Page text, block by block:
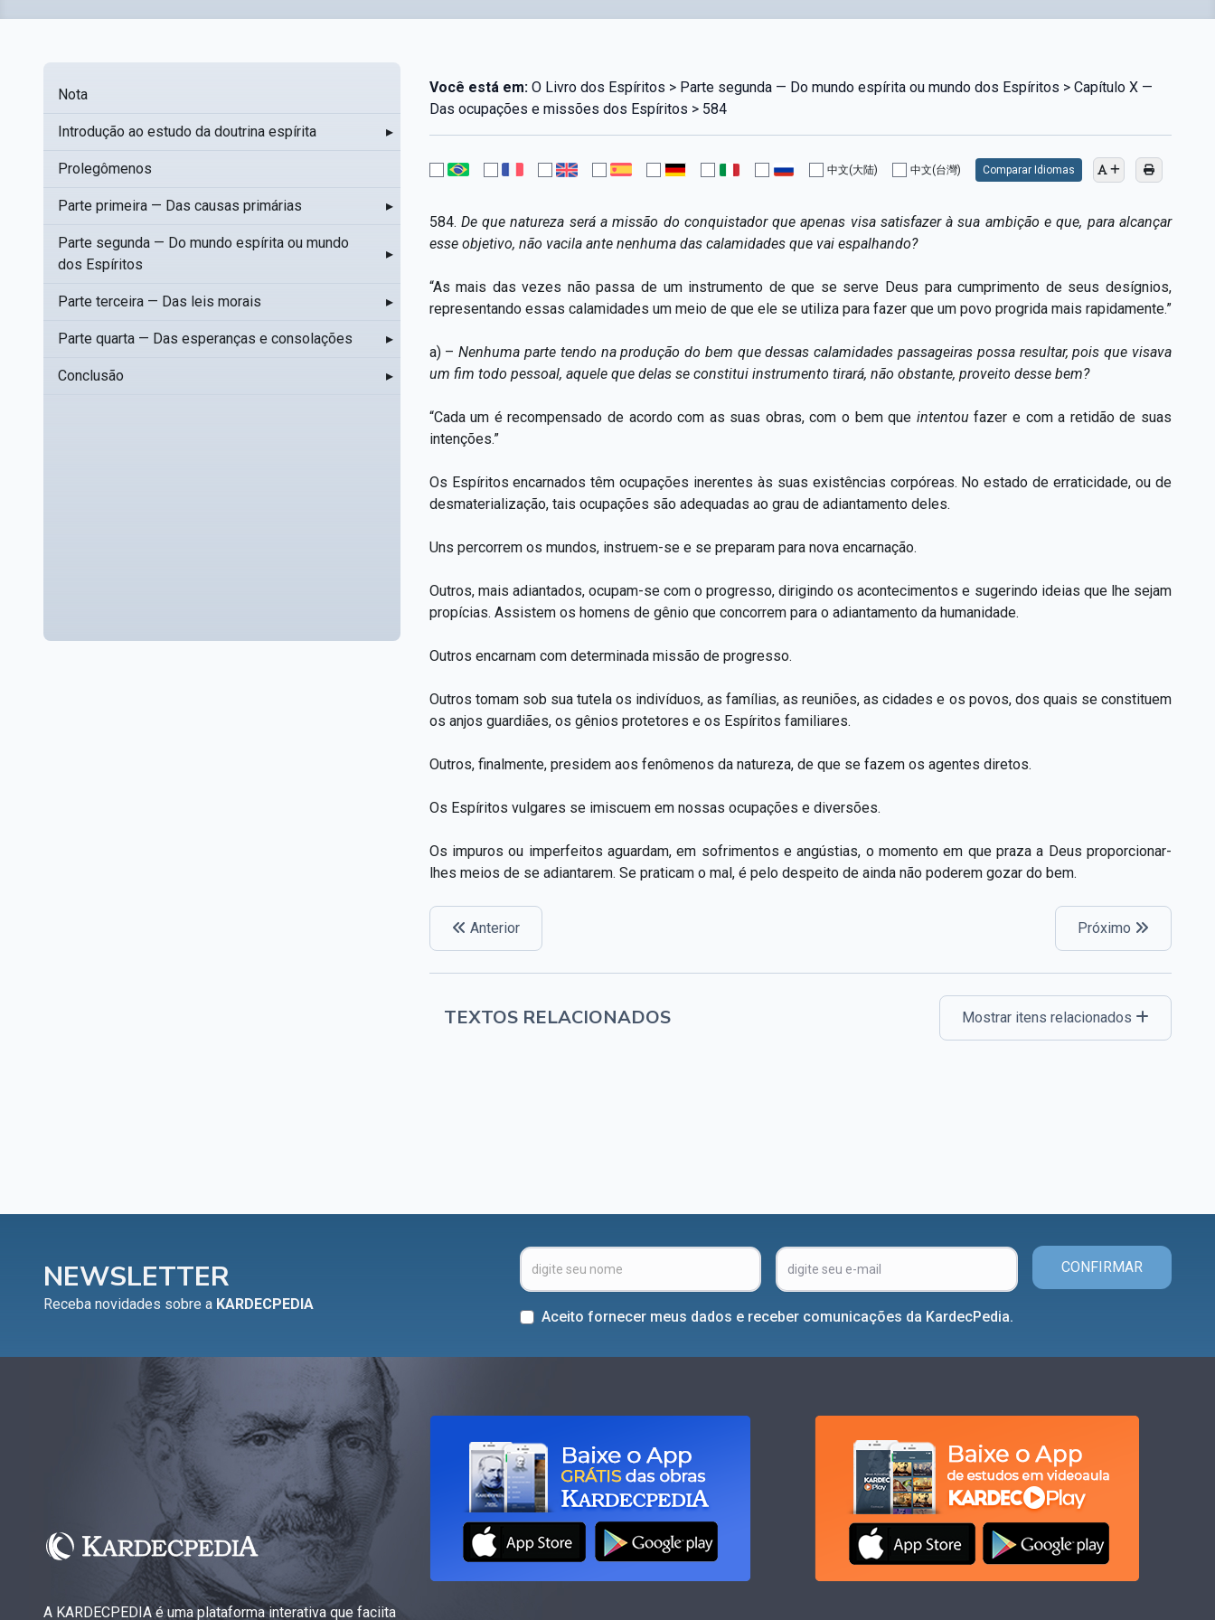
Nota
Introdução ao estudo da doutrina espírita ▸
Prolegômenos
Parte primeira — Das causas primárias ▸
Parte segunda — Do mundo espírita ou mundo
dos Espíritos
▸
Parte terceira — Das leis morais ▸
Parte quarta — Das esperanças e consolações ▸
Conclusão ▸
Você está em:O Livro dos Espíritos > Parte segunda — Do mundo espírita ou mundo dos Espíritos > Capítulo X —
Das ocupações e missões dos Espíritos > 584
中文(大陆) 中文(台灣) Comparar Idiomas
584. De que natureza será a missão do conquistador que apenas visa satisfazer à sua ambição e que, para alcançar
esse objetivo, não vacila ante nenhuma das calamidades que vai espalhando?
“As mais das vezes não passa de um instrumento de que se serve Deus para cumprimento de seus desígnios,
representando essas calamidades um meio de que ele se utiliza para fazer que um povo progrida mais rapidamente.”
a) –Nenhuma parte tendo na produção do bem que dessas calamidades passageiras possa resultar, pois que visava
um fim todo pessoal, aquele que delas se constitui instrumento tirará, não obstante, proveito desse bem?
“Cada um é recompensado de acordo com as suas obras, com o bem que intentou fazer e com a retidão de suas
intenções.”
Os Espíritos encarnados têm ocupações inerentes às suas existências corpóreas. No estado de erraticidade, ou de
desmaterialização, tais ocupações são adequadas ao grau de adiantamento deles.
Uns percorrem os mundos, instruem-se e se preparam para nova encarnação.
Outros, mais adiantados, ocupam-se com o progresso, dirigindo os acontecimentos e sugerindo ideias que lhe sejam
propícias. Assistem os homens de gênio que concorrem para o adiantamento da humanidade.
Outros encarnam com determinada missão de progresso.
Outros tomam sob sua tutela os indivíduos, as famílias, as reuniões, as cidades e os povos, dos quais se constituem
os anjos guardiães, os gênios protetores e os Espíritos familiares.
Outros, finalmente, presidem aos fenômenos da natureza, de que se fazem os agentes diretos.
Os Espíritos vulgares se imiscuem em nossas ocupações e diversões.
Os impuros ou imperfeitos aguardam, em sofrimentos e angústias, o momento em que praza a Deus proporcionar-
lhes meios de se adiantarem. Se praticam o mal, é pelo despeito de ainda não poderem gozar do bem.
Anterior Próximo
TEXTOS RELACIONADOS Mostrar itens relacionados
NEWSLETTER
Receba novidades sobre a KARDECPEDIA
CONFIRMAR
Aceito fornecer meus dados e receber comunicações da KardecPedia.
A KARDECPEDIA é uma plataforma interativa que faciita